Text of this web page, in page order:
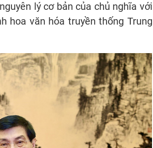
lý cơ bản của chủ nghĩa với
hoa văn hóa truyền thống Trung